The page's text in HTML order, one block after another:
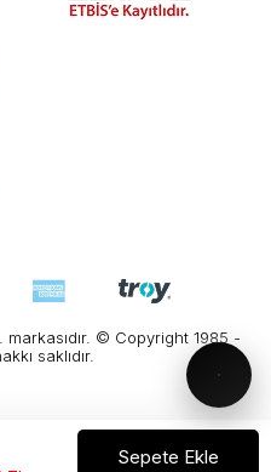
markasıdır. © Copyright 1985 -
saklıdır.